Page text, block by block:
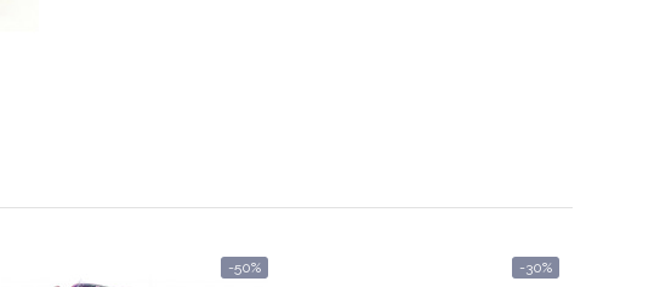
-50% -30%